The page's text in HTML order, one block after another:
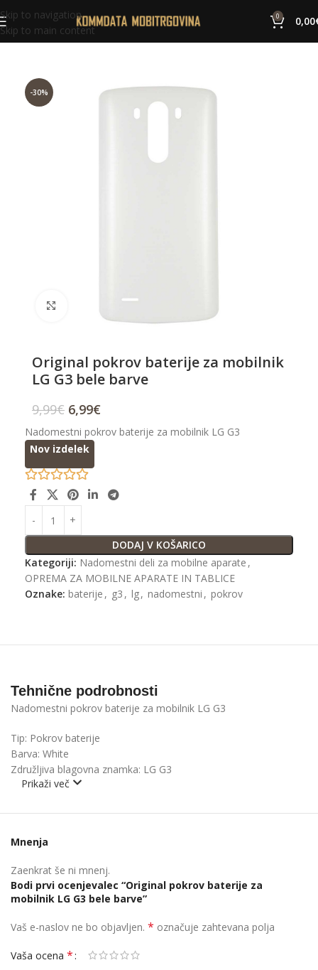
Skip to navigation
Skip to main content
0 0,00
-30%
Original pokrov baterije za mobilnik
LG G3 bele barve
9,99€ 6,99€
Nadomestni pokrov baterije za mobilnik LG G3
DODAJ V KOŠARICO
Nov izdelek
Kategoriji: Nadomestni deli za mobilne aparate ,
OPREMA ZA MOBILNE APARATE IN TABLICE
Oznake: baterije , g3 , lg, nadomestni , pokrov
Tehnične podrobnosti
Nadomestni pokrov baterije za mobilnik LG G3
Tip: Pokrov baterije
Barva: White
Združljiva blagovna znamka: LG G3
Prikaži več
Mnenja
Zaenkrat še ni mnenj.
Bodi prvi ocenjevalec “Original pokrov baterije za
mobilnik LG G3 bele barve”
Vaš e-naslov ne bo objavljen. * označuje zahtevana polja
Vaša ocena *